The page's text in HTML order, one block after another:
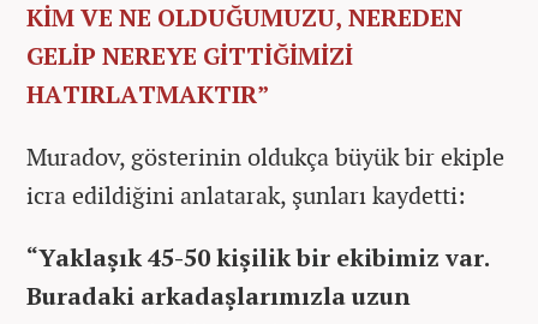
KİM VE NE OLDUĞUMUZU, NEREDEN
GELİP NEREYE GİTTİĞİMİZİ
HATIRLATMAKTIR”
Muradov, gösterinin oldukça büyük bir ekiple
icra edildiğini anlatarak, şunları kaydetti:
“Yaklaşık 45-50 kişilik bir ekibimiz var.
Buradaki arkadaşlarımızla uzun